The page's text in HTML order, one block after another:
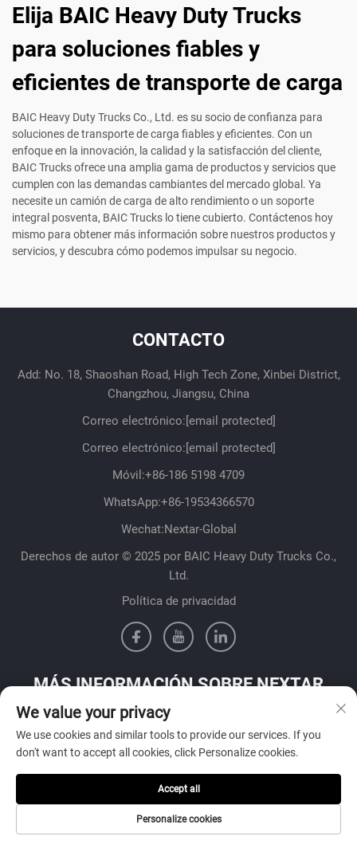
Elija BAIC Heavy Duty Trucks
para soluciones fiables y
eficientes de transporte de carga
BAIC Heavy Duty Trucks Co., Ltd. es su socio de confianza para
soluciones de transporte de carga fiables y eficientes. Con un
enfoque en la innovación, la calidad y la satisfacción del cliente,
BAIC Trucks ofrece una amplia gama de productos y servicios que
cumplen con las demandas cambiantes del mercado global. Ya
necesite un camión de carga de alto rendimiento o un soporte
integral posventa, BAIC Trucks lo tiene cubierto. Contáctenos hoy
mismo para obtener más información sobre nuestros productos y
servicios, y descubra cómo podemos impulsar su negocio.
CONTACTO
Add: No. 18, Shaoshan Road, High Tech Zone, Xinbei District,
Changzhou, Jiangsu, China
Correo electrónico:[email protected]
Correo electrónico:[email protected]
Móvil:+86-186 5198 4709
WhatsApp:+86-19534366570
Wechat:Nextar-Global
Derechos de autor © 2025 por BAIC Heavy Duty Trucks Co.,
Ltd.
Política de privacidad
MÁS INFORMACIÓN SOBRE NEXTAR
Póngase en contacto con nuestro equipo de ventas en su país
Enviar
We value your privacy
We use cookies and similar tools to provide our services. If you
don't want to accept all cookies, click Personalize cookies.
Personalize cookies
Accept all